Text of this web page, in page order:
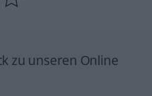
zu unseren Online